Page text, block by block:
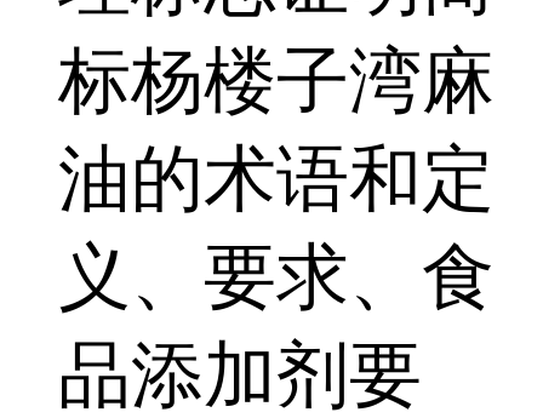
标杨楼子湾麻
油的术语和定
义、要求、食
品添加剂要